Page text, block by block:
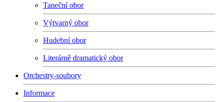
Taneční obor
Výtvarný obor
Hudební obor
Literárně dramatický obor
Orchestry-soubory
Informace